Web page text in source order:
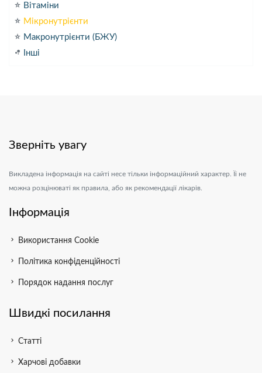
star_purple500 Вітаміни
star_purple500 Мікронутрієнти
star_purple500 Макронутрієнти (БЖУ)
bubble_chart Інші
Зверніть увагу
Викладена інформація на сайті несе тільки інформаційний характер. Її не
можна розцінюваті як правила, або як рекомендації лікарів.
Інформація
chevron_right Використання Cookie
chevron_right Політика конфіденційності
chevron_right Порядок надання послуг
Швидкі посилання
chevron_right Статті
chevron_right Харчові добавки